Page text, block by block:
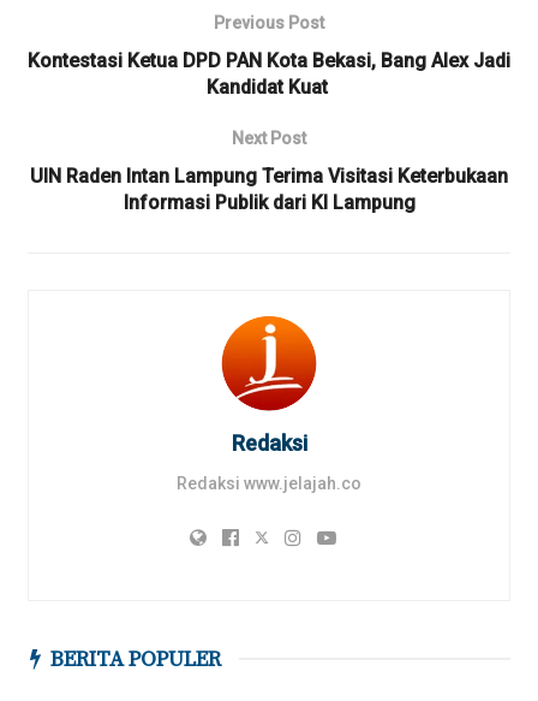
Previous Post
Kontestasi Ketua DPD PAN Kota Bekasi, Bang Alex Jadi
Kandidat Kuat ‎
Next Post
UIN Raden Intan Lampung Terima Visitasi Keterbukaan
Informasi Publik dari KI Lampung
Redaksi
Redaksi www.jelajah.co
BERITA POPULER